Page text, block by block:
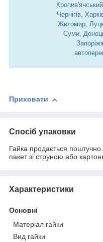
Чернігів,
Житомир,
Суми,
Приховати
Спосіб упаковки
Гайка продається
пакет зі струною або
Характеристики
Основні
Матеріал гайки
Вид гайки